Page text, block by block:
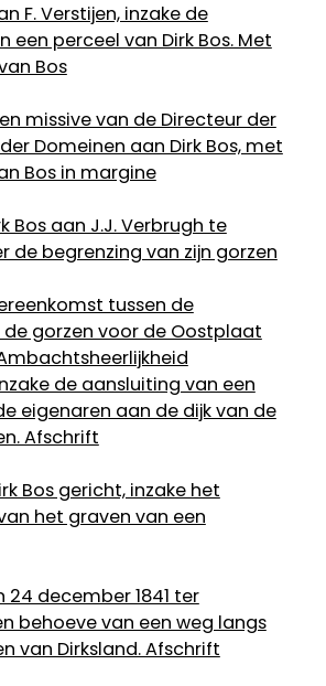
F. Verstijen, inzake de
een perceel van Dirk Bos. Met
Bos
missive van de Directeur der
Domeinen aan Dirk Bos, met
Bos in margine
Bos aan J.J. Verbrugh te
de begrenzing van zijn gorzen
tussen de
gorzen voor de Oostplaat
de aansluiting van een
eigenaren aan de dijk van de
Afschrift
Bos gericht, inzake het
het graven van een
december 1841 ter
behoeve van een weg langs
van Dirksland. Afschrift